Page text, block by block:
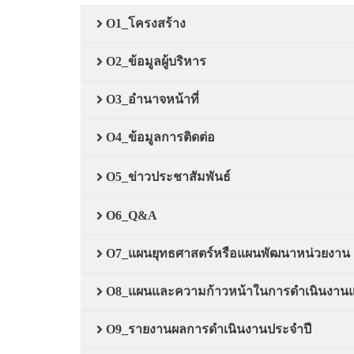
O1_โครงสร้าง
O2_ข้อมูลผู้บริหาร
O3_อำนาจหน้าที่
O4_ข้อมูลการติดต่อ
O5_ข่าวประชาสัมพันธ์
O6_Q&A
O7_แผนยุทธศาสตร์หรือแผนพัฒนาหน่วยงาน
O8_แผนและความก้าวหน้าในการดำเนินงา
O9_รายงานผลการดำเนินงานประจำปี